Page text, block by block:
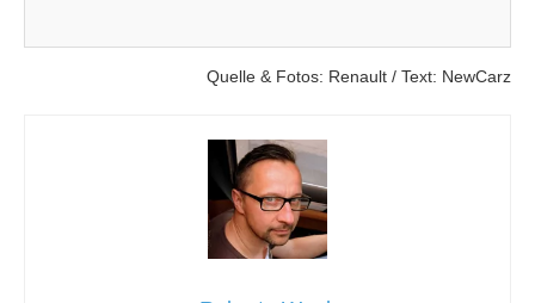
Quelle & Fotos: Renault / Text: NewCarz